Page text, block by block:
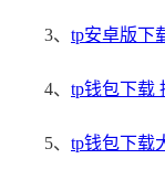
3、 tp安卓版下
4、 tp钱包下载
5、 tp钱包下载